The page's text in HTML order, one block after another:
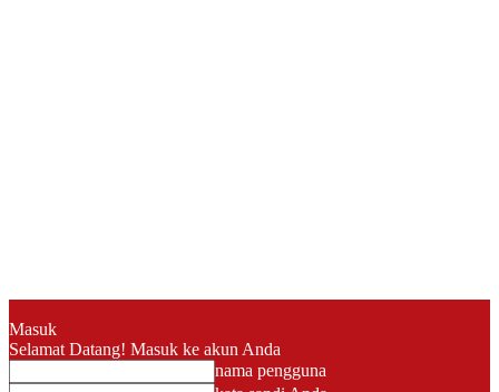
Masuk
Selamat Datang! Masuk ke akun Anda
nama pengguna